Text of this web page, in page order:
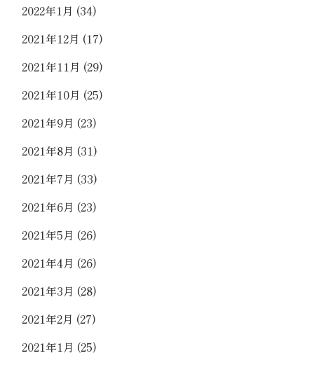
2022年1月 (34)
2021年12月 (17)
2021年11月 (29)
2021年10月 (25)
2021年9月 (23)
2021年8月 (31)
2021年7月 (33)
2021年6月 (23)
2021年5月 (26)
2021年4月 (26)
2021年3月 (28)
2021年2月 (27)
2021年1月 (25)